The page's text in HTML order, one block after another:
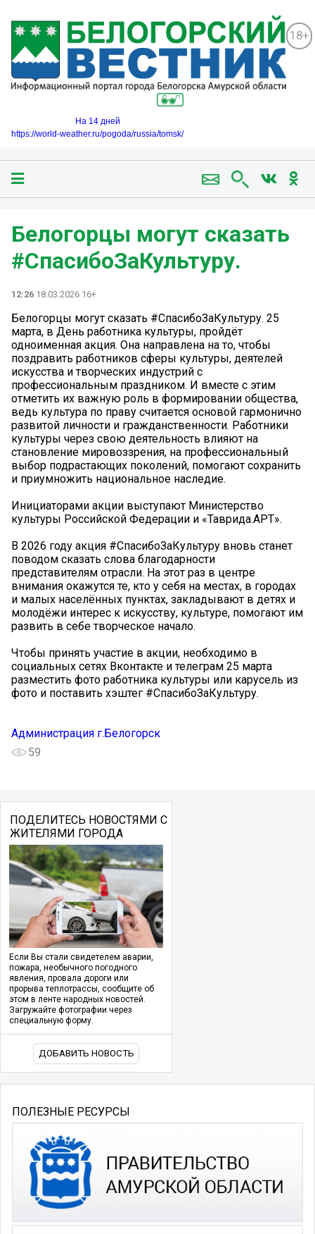
18+
На 14 дней
https://world-weather.ru/pogoda/russia/tomsk/
Белогорцы могут сказать
#СпасибоЗаКультуру.
12:26 18.03.2026 16+
Белогорцы могут сказать #СпасибоЗаКультуру. 25
марта, в День работника культуры, пройдёт
одноименная акция. Она направлена на то, чтобы
поздравить работников сферы культуры, деятелей
искусства и творческих индустрий с
профессиональным праздником. И вместе с этим
отметить их важную роль в формировании общества,
ведь культура по праву считается основой гармонично
развитой личности и гражданственности. Работники
культуры через свою деятельность влияют на
становление мировоззрения, на профессиональный
выбор подрастающих поколений, помогают сохранить
и приумножить национальное наследие.
Инициаторами акции выступают Министерство
культуры Российской Федерации и «Таврида.АРТ».
В 2026 году акция #СпасибоЗаКультуру вновь станет
поводом сказать слова благодарности
представителям отрасли. На этот раз в центре
внимания окажутся те, кто у себя на местах, в городах
и малых населённых пунктах, закладывают в детях и
молодёжи интерес к искусству, культуре, помогают им
развить в себе творческое начало.
Чтобы принять участие в акции, необходимо в
социальных сетях Вконтакте и телеграм 25 марта
разместить фото работника культуры или карусель из
фото и поставить хэштег #СпасибоЗаКультуру.
Администрация г.Белогорск
59
ПОДЕЛИТЕСЬ НОВОСТЯМИ С
ЖИТЕЛЯМИ ГОРОДА
Если Вы стали свидетелем аварии,
пожара, необычного погодного
явления, провала дороги или
прорыва теплотрассы, сообщите об
этом в ленте народных новостей.
Загружайте фотографии через
специальную форму.
ДОБАВИТЬ НОВОСТЬ
ПОЛЕЗНЫЕ РЕСУРСЫ